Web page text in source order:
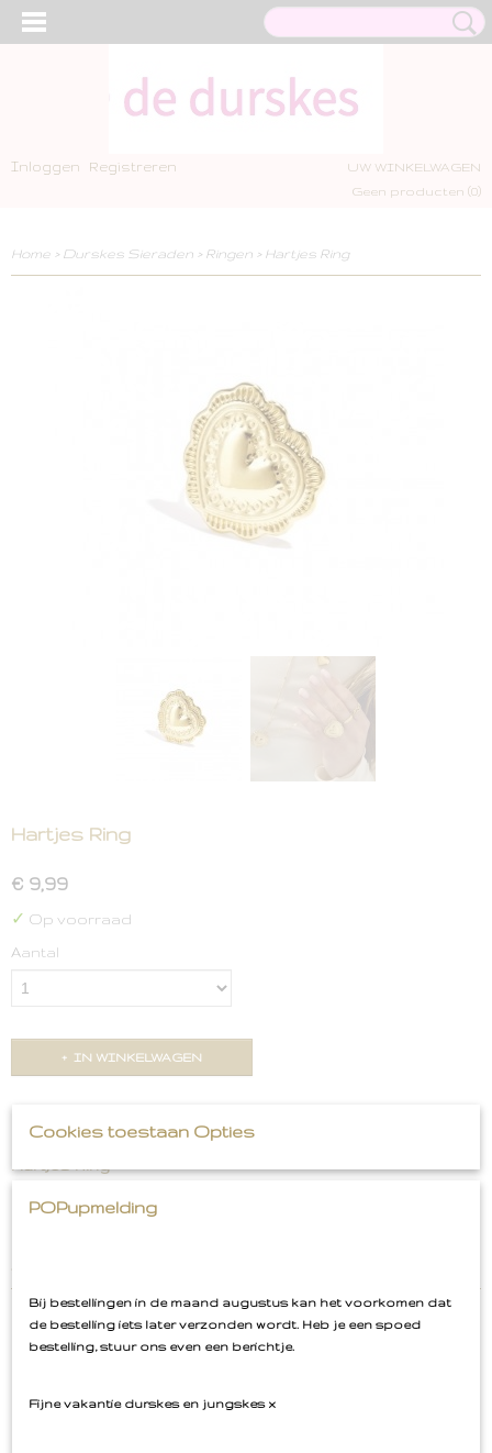
Inloggen Registreren
UW WINKELWAGEN
Geen producten (0)
Home > Durskes Sieraden > Ringen > Hartjes Ring
Hartjes Ring
€ 9,99
✓ Op voorraad
Aantal
IN WINKELWAGEN
Omschrijving
Materiaal RVS
Ook interessant
Cookies toestaan Opties
POPupmelding
Bij bestellingen in de maand augustus kan het voorkomen dat
de bestelling iets later verzonden wordt. Heb je een spoed
bestelling, stuur ons even een berichtje.
Fijne vakantie durskes en jungskes x